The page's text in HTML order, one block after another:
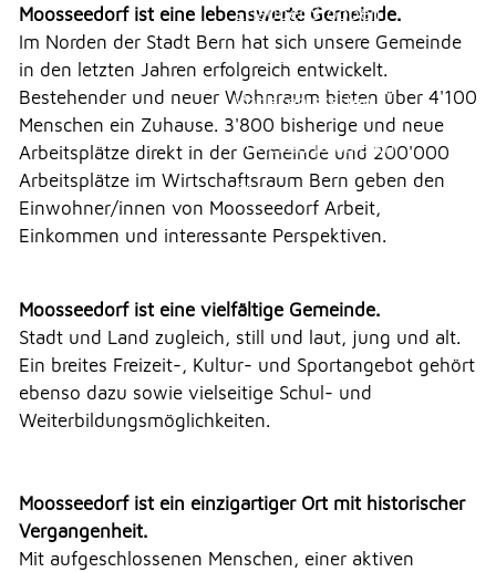
Erlauben Stoppen
Vorlesen
Vorlesen starten
Vorlesen pausieren
Stoppen
UMWELT
FREIZEIT
GEWERBE
NOTFALL
TELEFON
DRUCKEN
Moosseedorf ist eine lebenswerte Gemeinde.
Im Norden der Stadt Bern hat sich unsere Gemeinde
in den letzten Jahren erfolgreich entwickelt.
Bestehender und neuer Wohnraum bieten über 4'100
Menschen ein Zuhause. 3'800 bisherige und neue
Arbeitsplätze direkt in der Gemeinde und 200'000
Arbeitsplätze im Wirtschaftsraum Bern geben den
Einwohner/innen von Moosseedorf Arbeit,
Einkommen und interessante Perspektiven.
Moosseedorf ist eine vielfältige Gemeinde.
Stadt und Land zugleich, still und laut, jung und alt.
Ein breites Freizeit-, Kultur- und Sportangebot gehört
ebenso dazu sowie vielseitige Schul- und
Weiterbildungsmöglichkeiten.
Moosseedorf ist ein einzigartiger Ort mit historischer
Vergangenheit.
Mit aufgeschlossenen Menschen, einer aktiven